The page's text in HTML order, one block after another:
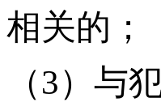
相关的；
（3）与